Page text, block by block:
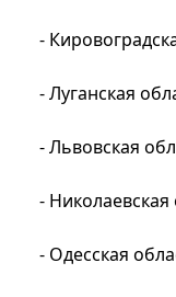
-
- Луганская
- Львовская
- Николаевская
- Одесская